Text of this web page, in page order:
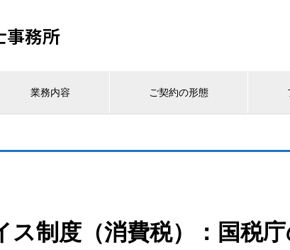
事務所
業務内容 ご契約の形態
ス制度（消費税）：国税